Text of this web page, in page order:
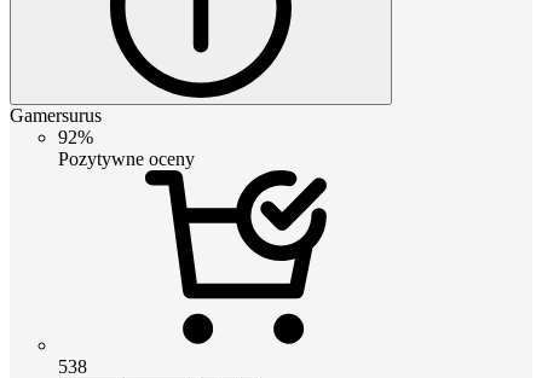
Gamersurus
92%
Pozytywne oceny
538